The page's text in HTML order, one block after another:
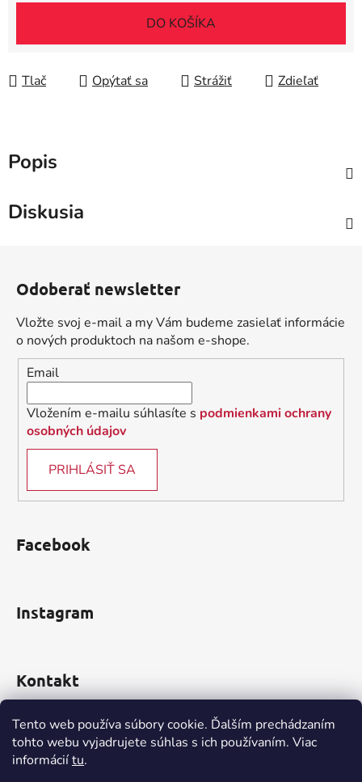
Tento web používa súbory cookie. Ďalším prechádzaním
tohto webu vyjadrujete súhlas s ich používaním. Viac
informáciítu.
DO KOŠÍKA
Tlač Opýtať sa Strážiť Zdieľať
Popis
Diskusia
Odoberať newsletter
Vložte svoj e-mail a my Vám budeme zasielať informácie
o nových produktoch na našom e-shope.
Email
Vložením e-mailu súhlasíte s podmienkami ochrany
osobných údajov
PRIHLÁSIŤ SA
Facebook
Instagram
Kontakt
obchod@incomp.sk
0910 999 552